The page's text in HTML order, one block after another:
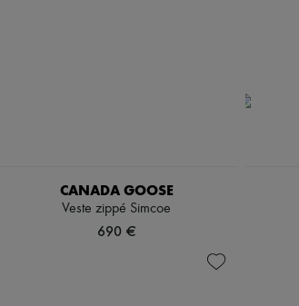
CANADA GOOSE
Veste zippé Simcoe
690 €